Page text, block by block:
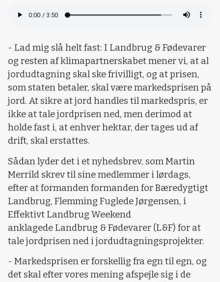
- Lad mig slå helt fast: I Landbrug & Fødevarer
og resten af klimapartnerskabet mener vi, at al
jordudtagning skal ske frivilligt, og at prisen,
som staten betaler, skal være markedsprisen på
jord. At sikre at jord handles til markedspris, er
ikke at tale jordprisen ned, men derimod at
holde fast i, at enhver hektar, der tages ud af
drift, skal erstattes.
Sådan lyder det i et nyhedsbrev, som Martin
Merrild skrev til sine medlemmer i lørdags,
efter at formanden formanden for Bæredygtigt
Landbrug, Flemming Fuglede Jørgensen, i
Effektivt Landbrug Weekend
anklagede Landbrug & Fødevarer (L&F) for at
tale jordprisen ned i jordudtagningsprojekter.
- Markedsprisen er forskellig fra egn til egn, og
det skal efter vores mening afspejle sig i de